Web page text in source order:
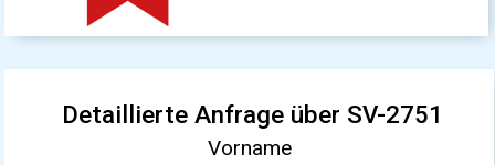
Detaillierte Anfrage über SV-2751
Vorname